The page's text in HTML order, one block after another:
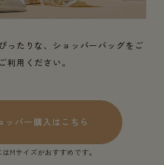
ったりな、ショッパーバッグをご
利用ください。
ッパー購入はこちら
Mサイズがおすすめです。